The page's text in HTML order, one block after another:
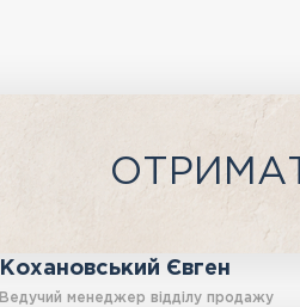
Кохановський Євген
Ведучий менеджер відділу продажу